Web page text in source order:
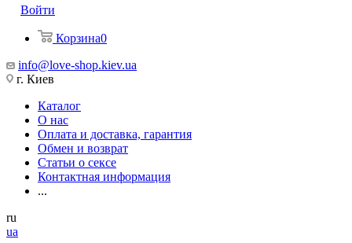
Войти
Корзина0
info@love-shop.kiev.ua
г. Киев
Каталог
О нас
Оплата и доставка, гарантия
Обмен и возврат
Статьи о сексе
Контактная информация
...
ru
ua